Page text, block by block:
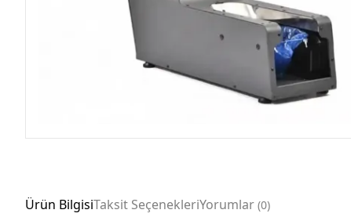
Ürün BilgisiTaksit SeçenekleriYorumlar 0